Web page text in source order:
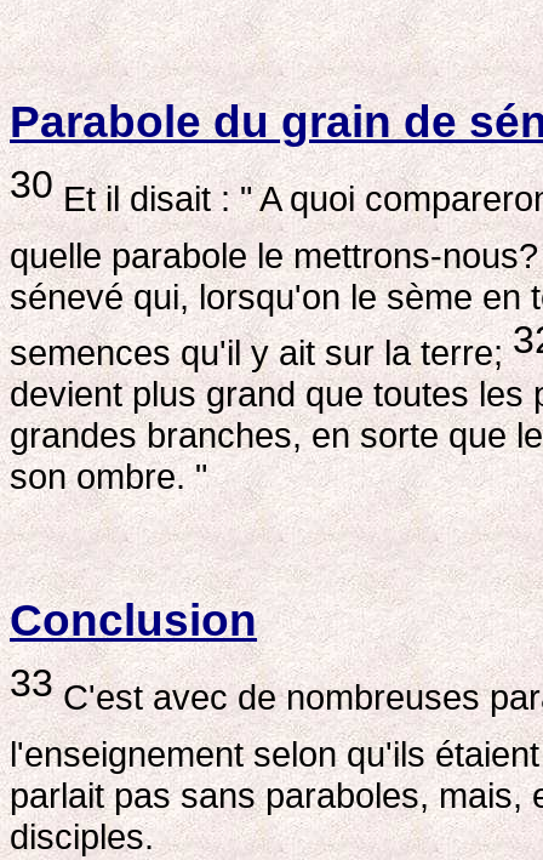
Parabole du grain de
30Et il disait : " A quoi
quelle parabole le mettrons-
sénevé qui, lorsqu'on le sème en
semences qu'il y ait sur la terre;
devient plus grand que toutes
grandes branches, en sorte que
son ombre. "
Conclusion
33C'est avec de nombreuses
l'enseignement selon qu'ils
parlait pas sans paraboles, mais,
disciples.